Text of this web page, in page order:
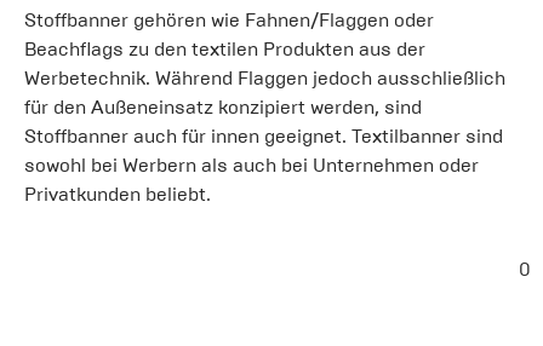
Stoffbanner gehören wie Fahnen/Flaggen oder
Beachflags zu den textilen Produkten aus der
Werbetechnik. Während Flaggen jedoch ausschließlich
für den Außeneinsatz konzipiert werden, sind
Stoffbanner auch für innen geeignet. Textilbanner sind
sowohl bei Werbern als auch bei Unternehmen oder
Privatkunden beliebt.
0